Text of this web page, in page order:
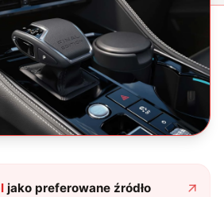
jako preferowane źródło